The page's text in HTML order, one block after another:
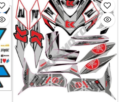
ecosolvente. Alta
resistencia, acabado
profesional y opción de
personalización.